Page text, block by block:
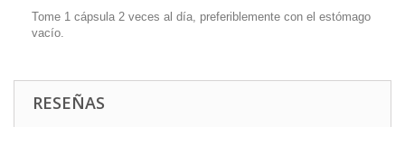
Tome 1 cápsula 2 veces al día, preferiblemente con el estómago
vacío.
RESEÑAS